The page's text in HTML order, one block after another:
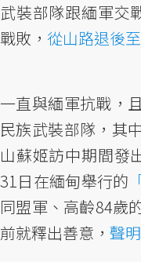
武裝部隊跟緬軍交
戰敗， 從山路退後
一直與緬軍抗戰，
民族武裝部隊，其
山蘇姬訪中期間發
31日在緬甸舉行的
同盟軍、高齡84歲
前就釋出善意， 聲